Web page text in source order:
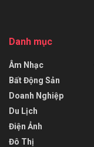
Danh mục
Âm Nhạc
Bất Động Sản
Doanh Nghiệp
Du Lịch
Điện Ảnh
Đô Thị